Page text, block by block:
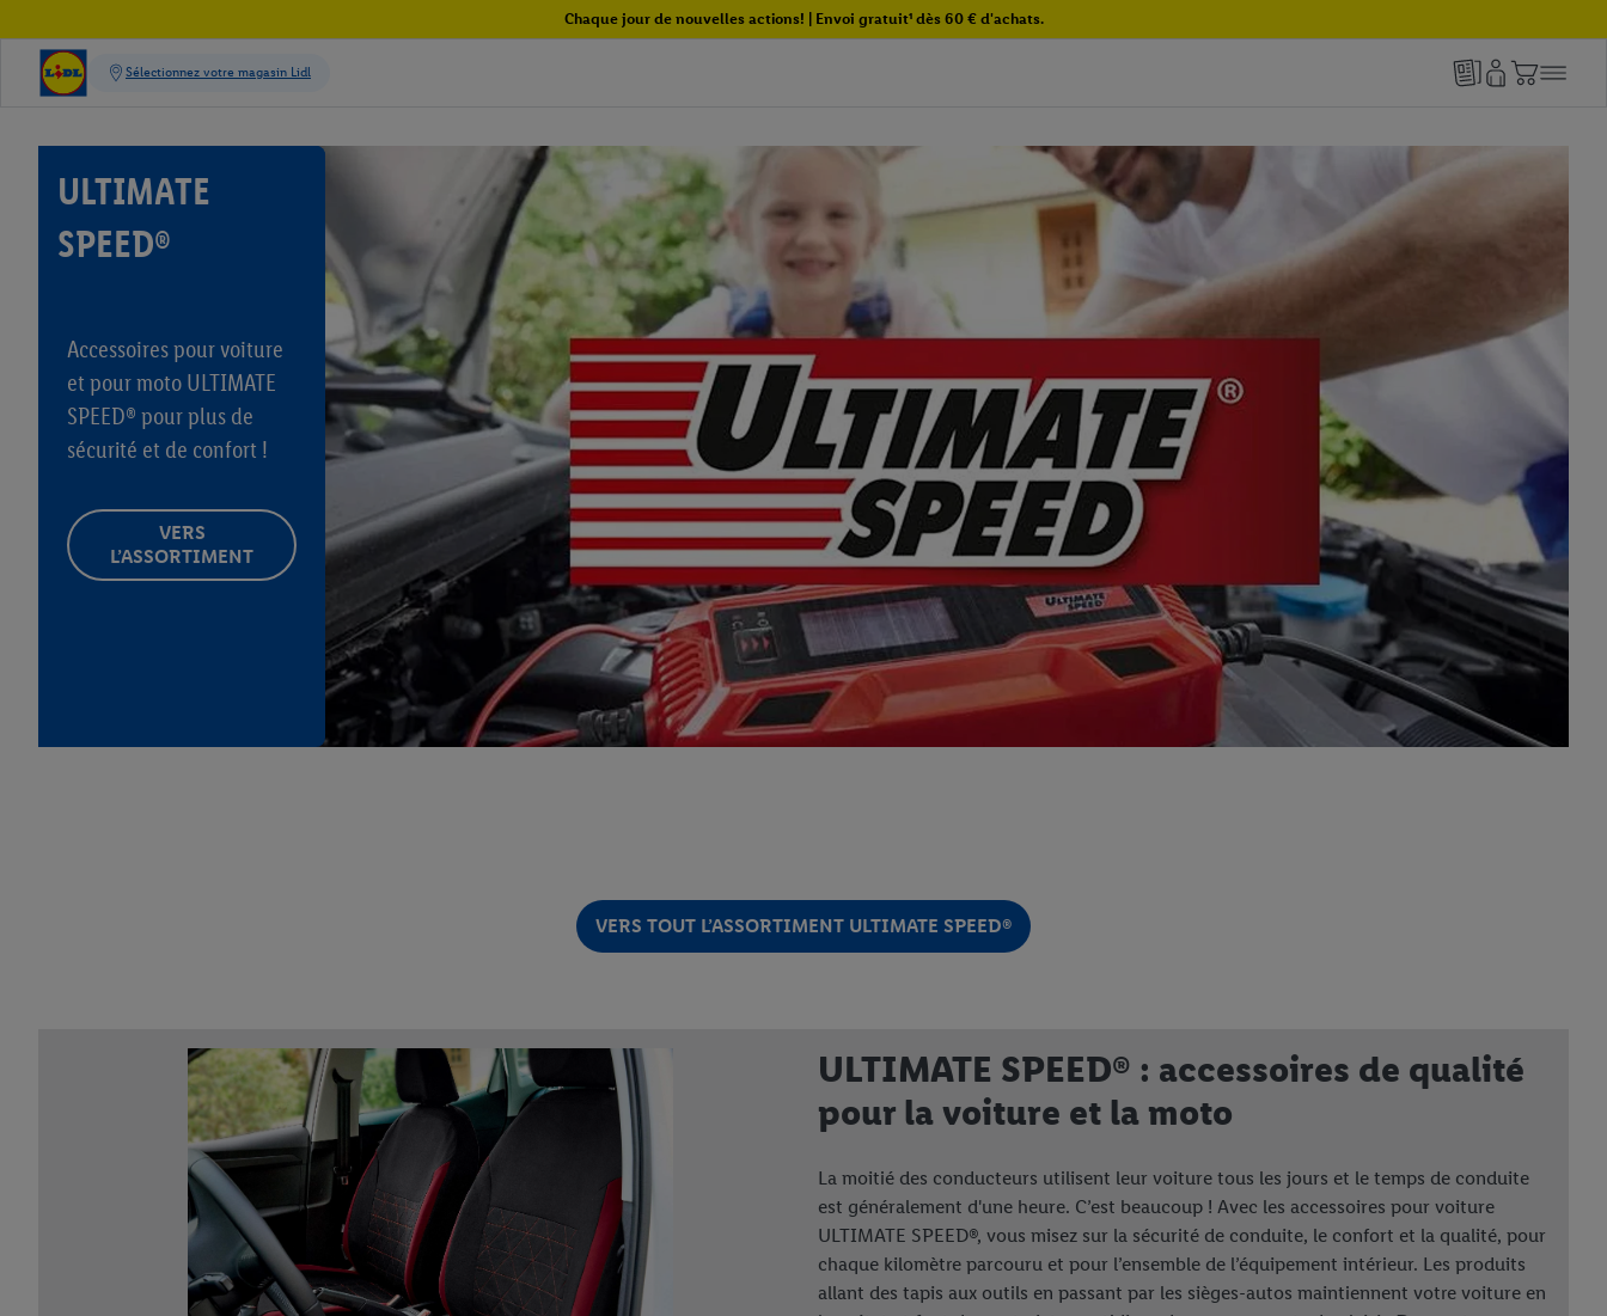
Chaque jour de nouvelles actions! | Envoi gratuit¹ dès 60 € d'achats.
ULTIMATE
SPEED®
Accessoires pour voiture
et pour moto ULTIMATE
SPEED® pour plus de
sécurité et de confort !
VERS
L’ASSORTIMENT
VERS TOUT L’ASSORTIMENT ULTIMATE SPEED®
ULTIMATE SPEED® : accessoires de qualité
pour la voiture et la moto
La moitié des conducteurs utilisent leur voiture tous les jours et le temps de conduite
est généralement d'une heure. C’est beaucoup ! Avec les accessoires pour voiture
ULTIMATE SPEED®, vous misez sur la sécurité de conduite, le confort et la qualité, pour
chaque kilomètre parcouru et pour l’ensemble de l’équipement intérieur. Les produits
allant des tapis aux outils en passant par les sièges-autos maintiennent votre voiture en